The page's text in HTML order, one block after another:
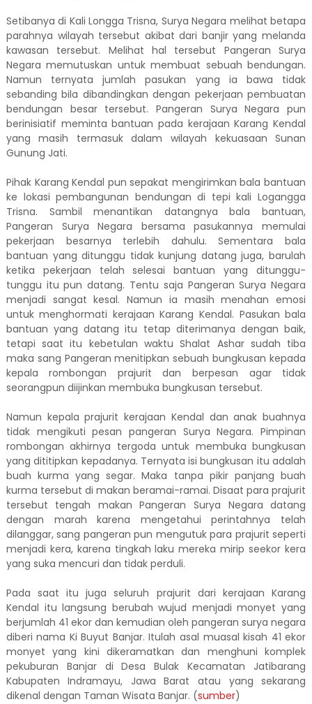
Setibanya di Kali Longga Trisna, Surya Negara melihat betapa
parahnya wilayah tersebut akibat dari banjir yang melanda
kawasan tersebut. Melihat hal tersebut Pangeran Surya
Negara memutuskan untuk membuat sebuah bendungan.
Namun ternyata jumlah pasukan yang ia bawa tidak
sebanding bila dibandingkan dengan pekerjaan pembuatan
bendungan besar tersebut. Pangeran Surya Negara pun
berinisiatif meminta bantuan pada kerajaan Karang Kendal
yang masih termasuk dalam wilayah kekuasaan Sunan
Gunung Jati.
Pihak Karang Kendal pun sepakat mengirimkan bala bantuan
ke lokasi pembangunan bendungan di tepi kali Logangga
Trisna. Sambil menantikan datangnya bala bantuan,
Pangeran Surya Negara bersama pasukannya memulai
pekerjaan besarnya terlebih dahulu. Sementara bala
bantuan yang ditunggu tidak kunjung datang juga, barulah
ketika pekerjaan telah selesai bantuan yang ditunggu-
tunggu itu pun datang. Tentu saja Pangeran Surya Negara
menjadi sangat kesal. Namun ia masih menahan emosi
untuk menghormati kerajaan Karang Kendal. Pasukan bala
bantuan yang datang itu tetap diterimanya dengan baik,
tetapi saat itu kebetulan waktu Shalat Ashar sudah tiba
maka sang Pangeran menitipkan sebuah bungkusan kepada
kepala rombongan prajurit dan berpesan agar tidak
seorangpun diijinkan membuka bungkusan tersebut.
Namun kepala prajurit kerajaan Kendal dan anak buahnya
tidak mengikuti pesan pangeran Surya Negara. Pimpinan
rombongan akhirnya tergoda untuk membuka bungkusan
yang dititipkan kepadanya. Ternyata isi bungkusan itu adalah
buah kurma yang segar. Maka tanpa pikir panjang buah
kurma tersebut di makan beramai-ramai. Disaat para prajurit
tersebut tengah makan Pangeran Surya Negara datang
dengan marah karena mengetahui perintahnya telah
dilanggar, sang pangeran pun mengutuk para prajurit seperti
menjadi kera, karena tingkah laku mereka mirip seekor kera
yang suka mencuri dan tidak perduli.
Pada saat itu juga seluruh prajurit dari kerajaan Karang
Kendal itu langsung berubah wujud menjadi monyet yang
berjumlah 41 ekor dan kemudian oleh pangeran surya negara
diberi nama Ki Buyut Banjar. Itulah asal muasal kisah 41 ekor
monyet yang kini dikeramatkan dan menghuni komplek
pekuburan Banjar di Desa Bulak Kecamatan Jatibarang
Kabupaten Indramayu, Jawa Barat atau yang sekarang
dikenal dengan Taman Wisata Banjar. (sumber)